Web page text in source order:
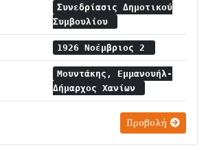
Συνεδρίασις Δημοτικού
Συμβουλίου
1926 Νοέμβριος 2
Μουντάκης, Εμμανουήλ-
Δήμαρχος Χανίων
Προβολή